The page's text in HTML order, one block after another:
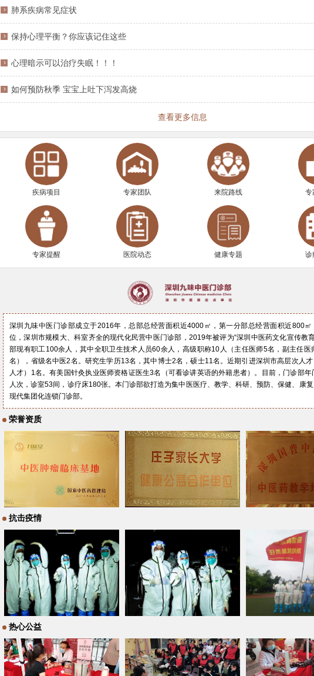
肺系疾病常见症状
保持心理平衡？你应该记住这些
心理暗示可以治疗失眠！！！
如何预防秋季 宝宝上吐下泻发高烧
查看更多信息
疾病项目 专家团队 来院路线 专
专家提醒 医院动态 健康专题 诊
深圳九味中医门诊部成立于2016年，总部总经营面积近4000㎡，第一分部总经营面积近800㎡
位，深圳市规模大、科室齐全的现代化民营中医门诊部，2019年被评为“深圳中医药文化宣传教
部现有职工100余人，其中全职卫生技术人员60余人，高级职称10人（主任医师5名，副主任医
名），省级名中医2名。研究生学历13名，其中博士2名，硕士11名。近期引进深圳市高层次人
人才）1名。有美国针灸执业医师资格证医生3名（可看诊讲英语的外籍患者）。目前，门诊部
人次，诊室53间，诊疗床180张。本门诊部欲打造为集中医医疗、教学、科研、预防、保健、康
现代集团化连锁门诊部。
荣誉资质
抗击疫情
热心公益